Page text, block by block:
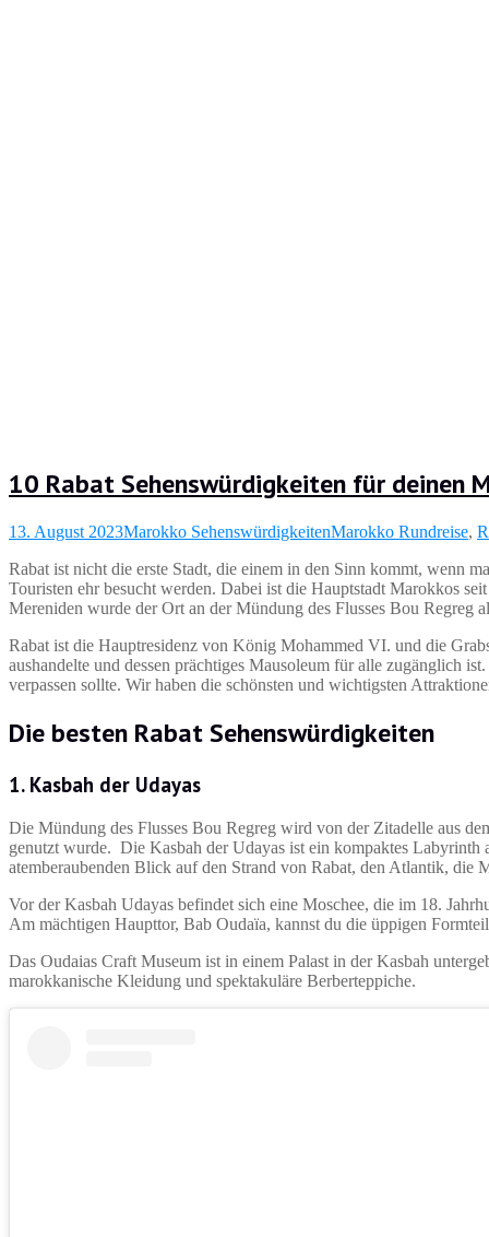
10 Rabat Sehenswürdigkeiten für deinen
13. August 2023Marokko SehenswürdigkeitenMarokko Rundreise,
Rabat ist nicht die erste Stadt, die einem in den Sinn kommt, wenn
Touristen ehr besucht werden. Dabei ist die Hauptstadt Marokkos
Mereniden wurde der Ort an der Mündung des Flusses Bou Regreg
Rabat ist die Hauptresidenz von König Mohammed VI. und die
aushandelte und dessen prächtiges Mausoleum für alle zugänglich
verpassen sollte. Wir haben die schönsten und wichtigsten
Die besten Rabat Sehenswürdigkeiten
1. Kasbah der Udayas
Die Mündung des Flusses Bou Regreg wird von der Zitadelle aus
genutzt wurde. Die Kasbah der Udayas ist ein kompaktes Labyrinth
atemberaubenden Blick auf den Strand von Rabat, den Atlantik, die
Vor der Kasbah Udayas befindet sich eine Moschee, die im 18.
Am mächtigen Haupttor, Bab Oudaïa, kannst du die üppigen
Das Oudaias Craft Museum ist in einem Palast in der Kasbah
marokkanische Kleidung und spektakuläre Berberteppiche.